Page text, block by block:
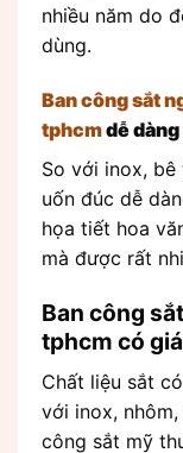
nhiều năm do
dùng.
Ban công sắt
tphcmdễ
So với inox,
uốn đúc dễ
họa tiết hoa
mà được rất
Ban công
tphcm có
Chất liệu sắt
với inox,
công sắt mỹ